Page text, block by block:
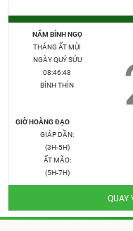
NĂM BÍNH NGỌ
THÁNG ẤT MÙI
NGÀY QUÝ SỬU
08:46:50
BÍNH THÌN
GIỜ HOÀNG ĐẠO
GIÁP DẦN:
(3H-5H)
ẤT MÃO:
(5H-7H)
QUAY